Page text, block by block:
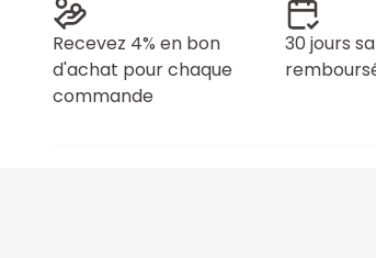
Recevez 4% en bon
d'achat pour chaque
commande
30 jours